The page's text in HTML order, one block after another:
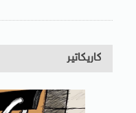
كاريكاتير